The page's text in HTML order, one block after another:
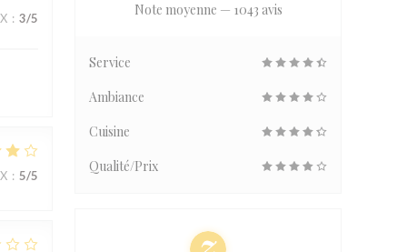
: 3/5
: 5/5
Note moyenne — 1043 avis
Service
Ambiance
Cuisine
Qualité/Prix